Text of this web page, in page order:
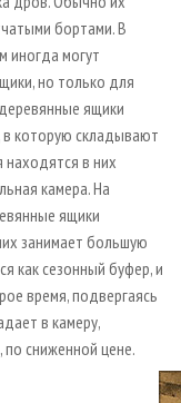
бортами. В
иногда могут
но только для
ящики
в которую складывают
находятся в них
камера. На
ящики
занимает большую
как сезонный буфер, и
время, подвергаясь
в камеру,
сниженной цене.